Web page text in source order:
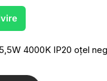
4000K IP20 oțel